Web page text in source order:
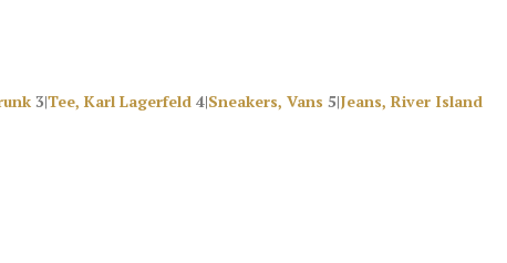
3|Tee, Karl Lagerfeld 4|Sneakers, Vans 5|Jeans, River Island